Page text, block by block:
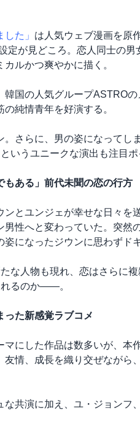
た」 は人気ウェブ漫画を原
定が見どころ。恋人同士の
ルかつ爽やかに描く。
韓国の人気グループASTRO
純情青年を好演する。
。さらに、男の姿になってし
いうユニークな演出も注目ポ
もある」前代未聞の恋の行方
とユンジェが幸せな日々を
性へと変わっていた。突然
になったジウンに思わずド
な人物も現れ、恋はさらに
れるのか――。
った新感覚ラブコメ
マにした作品は数多いが、本
友情、成長を織り交ぜながら
共演に加え、ユ・ジョンフ